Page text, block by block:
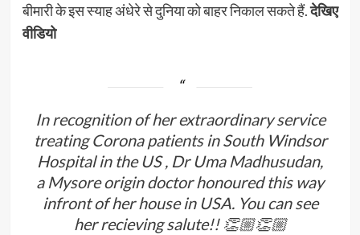
बीमारी के इस स्याह अंधेरे से दुनिया को बाहर निकाल सकते हैं.देखिए
वीडियो
In recognition of her extraordinary service
treating Corona patients in South Windsor
Hospital in the US , Dr Uma Madhusudan,
a Mysore origin doctor honoured this way
infront of her house in USA. You can see
her recieving salute!! 👏🏼👏🏼